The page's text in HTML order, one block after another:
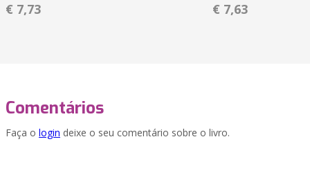
€ 7,73 € 7,63
Comentários
Faça o login deixe o seu comentário sobre o livro.